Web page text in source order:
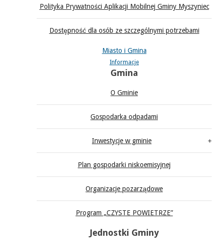
Polityka Prywatności Aplikacji Mobilnej Gminy Myszyniec
Dostępność dla osób ze szczególnymi potrzebami
Miasto i Gmina
Informacje
Gmina
O Gminie
Gospodarka odpadami
Inwestycje w gminie
Plan gospodarki niskoemisyjnej
Organizacje pozarządowe
Program „CZYSTE POWIETRZE”
Jednostki Gminy